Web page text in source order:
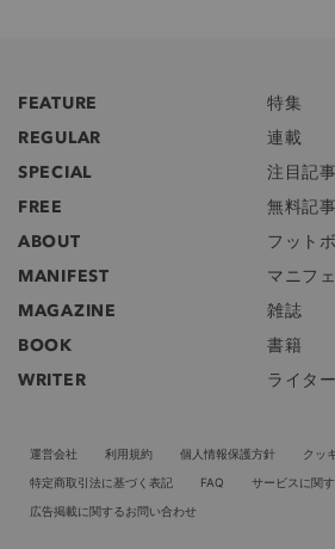
FEATURE
特集
REGULAR
連載
SPECIAL
注目記事
FREE
無料記事
ABOUT
フット
MANIFEST
マニフ
MAGAZINE
雑誌
BOOK
書籍
WRITER
ライター
運営会社 利用規約 個人情報保護方針
クッ
特定商取引法に基づく表記
FAQ
サービスに関
広告掲載に関するお問い合わせ